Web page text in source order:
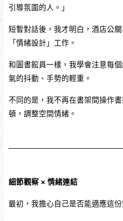
引導氛圍的人。」
短暫對話後，我才明白，酒店公
「情緒設計」工作。
和圖書館員一樣，我學會注意每
氣的抖動、手勢的輕重。
不同的是，我不再在書架間操作
頓，調整空間情緒。
細節觀察 × 情緒連結
最初，我擔心自己是否能適應這份